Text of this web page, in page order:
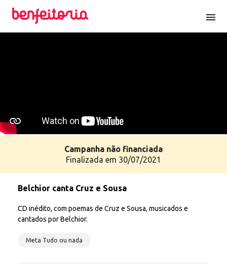
menu
Campanha não financiada
Finalizada em 30/07/2021
Belchior canta Cruz e Sousa
CD inédito, com poemas de Cruz e Sousa, musicados e
cantados por Belchior.
Meta Tudo ou nada